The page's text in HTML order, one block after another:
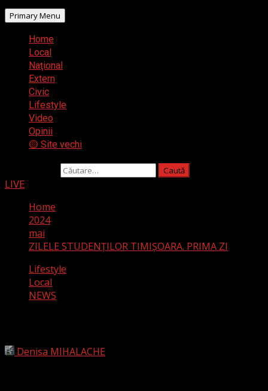
Primary Menu
Home
Local
Naţional
Extern
Civic
Lifestyle
Video
Opinii
🟡 Site vechi
LIVE
Home
2024
mai
ZILELE STUDENȚILOR TIMIȘOARA. PRIMA ZI
Lifestyle
Local
NEWS
Denisa MIHALACHE